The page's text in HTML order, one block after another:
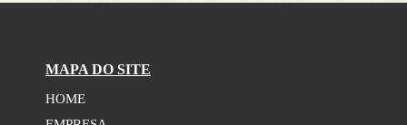
MAPA DO SITE
HOME